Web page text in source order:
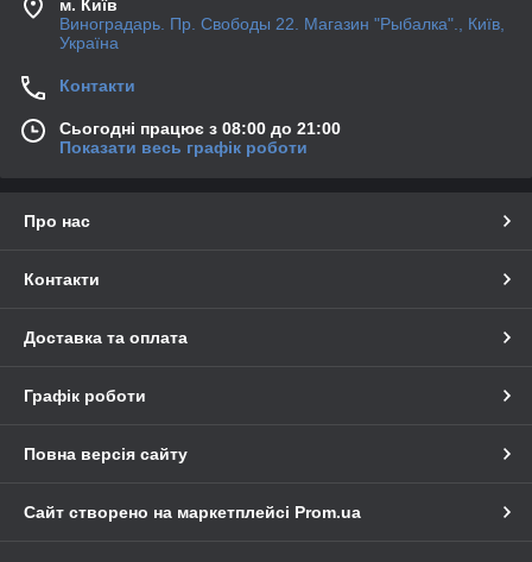
м. Київ
Виноградарь. Пр. Свободы 22. Магазин "Рыбалка"., Київ,
Україна
Контакти
Сьогодні працює з 08:00 до 21:00
Показати весь графік роботи
Про нас
Контакти
Доставка та оплата
Графік роботи
Повна версія сайту
Сайт створено на маркетплейсі Prom.ua